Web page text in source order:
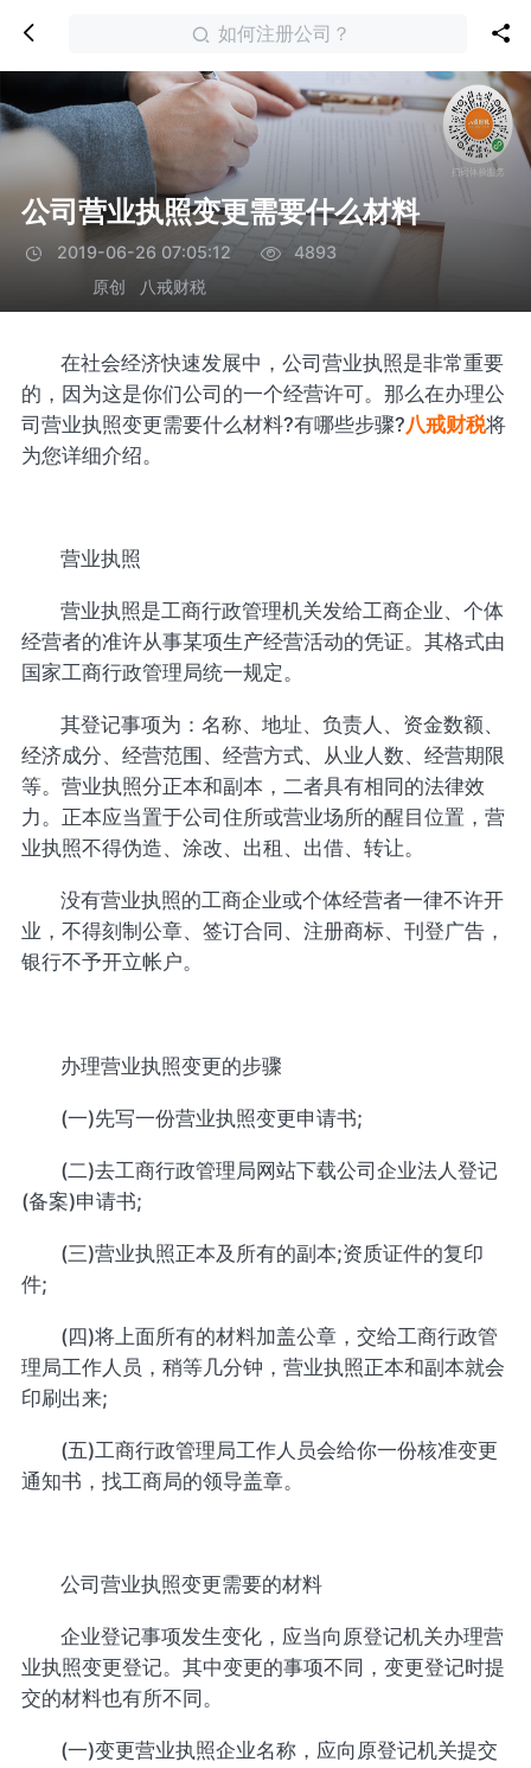
如何注册公司？
公司营业执照变更需要什么材料
2019-06-26 07:05:12
4893
原创
八戒财税
在社会经济快速发展中，公司营业执照是非常重要
的，因为这是你们公司的一个经营许可。那么在办理公
司营业执照变更需要什么材料?有哪些步骤?八戒财税将
为您详细介绍。
营业执照
营业执照是工商行政管理机关发给工商企业、个体
经营者的准许从事某项生产经营活动的凭证。其格式由
国家工商行政管理局统一规定。
其登记事项为：名称、地址、负责人、资金数额、
经济成分、经营范围、经营方式、从业人数、经营期限
等。营业执照分正本和副本，二者具有相同的法律效
力。正本应当置于公司住所或营业场所的醒目位置，营
业执照不得伪造、涂改、出租、出借、转让。
没有营业执照的工商企业或个体经营者一律不许开
业，不得刻制公章、签订合同、注册商标、刊登广告，
银行不予开立帐户。
办理营业执照变更的步骤
(一)先写一份营业执照变更申请书;
(二)去工商行政管理局网站下载公司企业法人登记
(备案)申请书;
(三)营业执照正本及所有的副本;资质证件的复印
件;
(四)将上面所有的材料加盖公章，交给工商行政管
理局工作人员，稍等几分钟，营业执照正本和副本就会
印刷出来;
(五)工商行政管理局工作人员会给你一份核准变更
通知书，找工商局的领导盖章。
公司营业执照变更需要的材料
企业登记事项发生变化，应当向原登记机关办理营
业执照变更登记。其中变更的事项不同，变更登记时提
交的材料也有所不同。
(一)变更营业执照企业名称，应向原登记机关提交